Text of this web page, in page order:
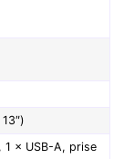
1 × USB-A, prise